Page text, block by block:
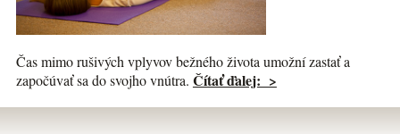
Čas mimo rušivých vplyvov bežného života umožní zastať a
započúvať sa do svojho vnútra. Čítať ďalej: >